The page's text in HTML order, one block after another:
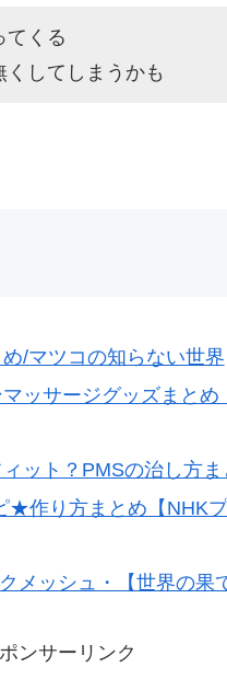
てくる
してしまうかも
/マツコの知らない世界
ッサージグッズまと
ット？PMSの治し方ま
★作り方まとめ【NHK
メッシュ・【世界の果
ンサーリンク